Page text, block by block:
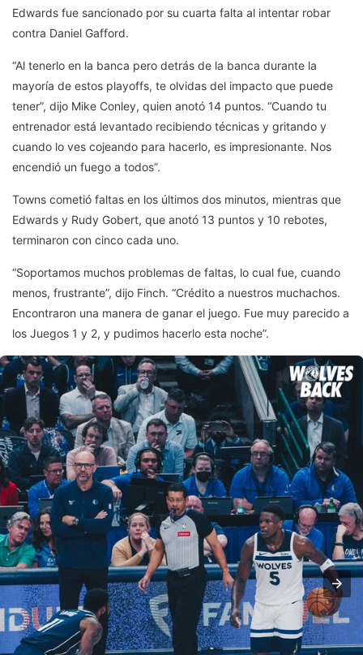
Edwards fue sancionado por su cuarta falta al intentar robar
contra Daniel Gafford.
“Al tenerlo en la banca pero detrás de la banca durante la
mayoría de estos playoffs, te olvidas del impacto que puede
tener”, dijo Mike Conley, quien anotó 14 puntos. “Cuando tu
entrenador está levantado recibiendo técnicas y gritando y
cuando lo ves cojeando para hacerlo, es impresionante. Nos
encendió un fuego a todos”.
Towns cometió faltas en los últimos dos minutos, mientras que
Edwards y Rudy Gobert, que anotó 13 puntos y 10 rebotes,
terminaron con cinco cada uno.
“Soportamos muchos problemas de faltas, lo cual fue, cuando
menos, frustrante”, dijo Finch. “Crédito a nuestros muchachos.
Encontraron una manera de ganar el juego. Fue muy parecido a
los Juegos 1 y 2, y pudimos hacerlo esta noche”.